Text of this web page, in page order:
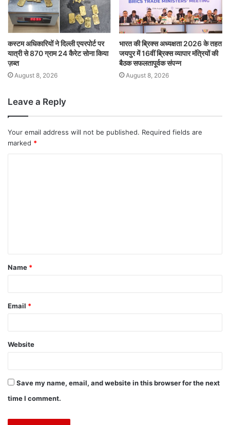
कस्टम अधिकारियों ने दिल्ली एयरपोर्ट पर
यात्री से 870 ग्राम 24 कैरेट सोना किया
ज़ब्त
August 8, 2026
भारत की ब्रिक्‍स अध्यक्षता 2026 के तहत
जयपुर में 16वीं ब्रिक्‍स व्यापार मंत्रियों की
बैठक सफलतापूर्वक संपन्न
August 8, 2026
Leave a Reply
Your email address will not be published. Required fields are
marked *
Name *
Email *
Website
Save my name, email, and website in this browser for the next
time I comment.